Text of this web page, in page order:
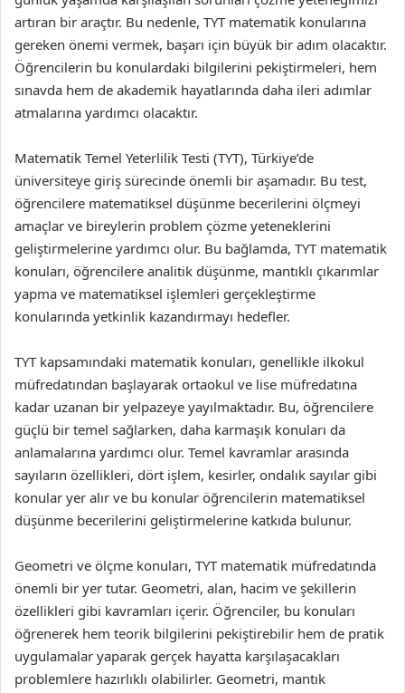
artıran bir araçtır. Bu nedenle, TYT matematik konularına
gereken önemi vermek, başarı için büyük bir adım olacaktır.
Öğrencilerin bu konulardaki bilgilerini pekiştirmeleri, hem
sınavda hem de akademik hayatlarında daha ileri adımlar
atmalarına yardımcı olacaktır.
Matematik Temel Yeterlilik Testi (TYT), Türkiye’de
üniversiteye giriş sürecinde önemli bir aşamadır. Bu test,
öğrencilere matematiksel düşünme becerilerini ölçmeyi
amaçlar ve bireylerin problem çözme yeteneklerini
geliştirmelerine yardımcı olur. Bu bağlamda, TYT matematik
konuları, öğrencilere analitik düşünme, mantıklı çıkarımlar
yapma ve matematiksel işlemleri gerçekleştirme
konularında yetkinlik kazandırmayı hedefler.
TYT kapsamındaki matematik konuları, genellikle ilkokul
müfredatından başlayarak ortaokul ve lise müfredatına
kadar uzanan bir yelpazeye yayılmaktadır. Bu, öğrencilere
güçlü bir temel sağlarken, daha karmaşık konuları da
anlamalarına yardımcı olur. Temel kavramlar arasında
sayıların özellikleri, dört işlem, kesirler, ondalık sayılar gibi
konular yer alır ve bu konular öğrencilerin matematiksel
düşünme becerilerini geliştirmelerine katkıda bulunur.
Geometri ve ölçme konuları, TYT matematik müfredatında
önemli bir yer tutar. Geometri, alan, hacim ve şekillerin
özellikleri gibi kavramları içerir. Öğrenciler, bu konuları
öğrenerek hem teorik bilgilerini pekiştirebilir hem de pratik
uygulamalar yaparak gerçek hayatta karşılaşacakları
problemlere hazırlıklı olabilirler. Geometri, mantık